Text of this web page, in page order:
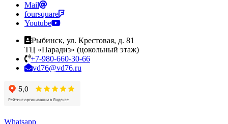
Mail
foursquare
Youtube
Рыбинск, ул. Крестовая, д. 81
ТЦ «Парадиз» (цокольный этаж)
+7-980-660-30-66
vd76@vd76.ru
Whatsapp